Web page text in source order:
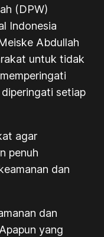
(DPW)
Indonesia
Abdullah
untuk tidak
setiap
agar
penuh
dan
dan
yang